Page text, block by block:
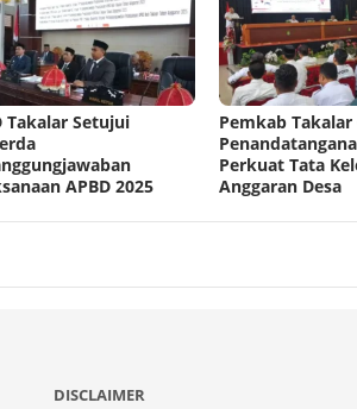
Takalar Setujui
APBD 2025
Pemkab Takalar
Perkuat Tata
Anggaran Desa
DISCLAIMER